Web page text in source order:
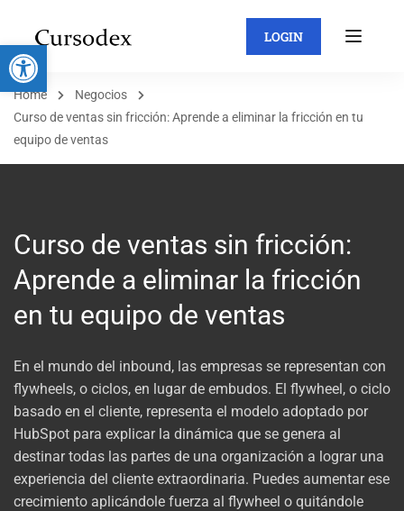
Abrir barra de herramientas LOGIN
Home
Negocios
Curso de ventas sin fricción: Aprende a eliminar la fricción en tu
equipo de ventas
Curso de ventas sin fricción:
Aprende a eliminar la fricción
en tu equipo de ventas
En el mundo del inbound, las empresas se representan con
flywheels, o ciclos, en lugar de embudos. El flywheel, o ciclo
basado en el cliente, representa el modelo adoptado por
HubSpot para explicar la dinámica que se genera al
destinar todas las partes de una organización a lograr una
experiencia del cliente extraordinaria. Puedes aumentar ese
crecimiento aplicándole fuerza al flywheel o quitándole